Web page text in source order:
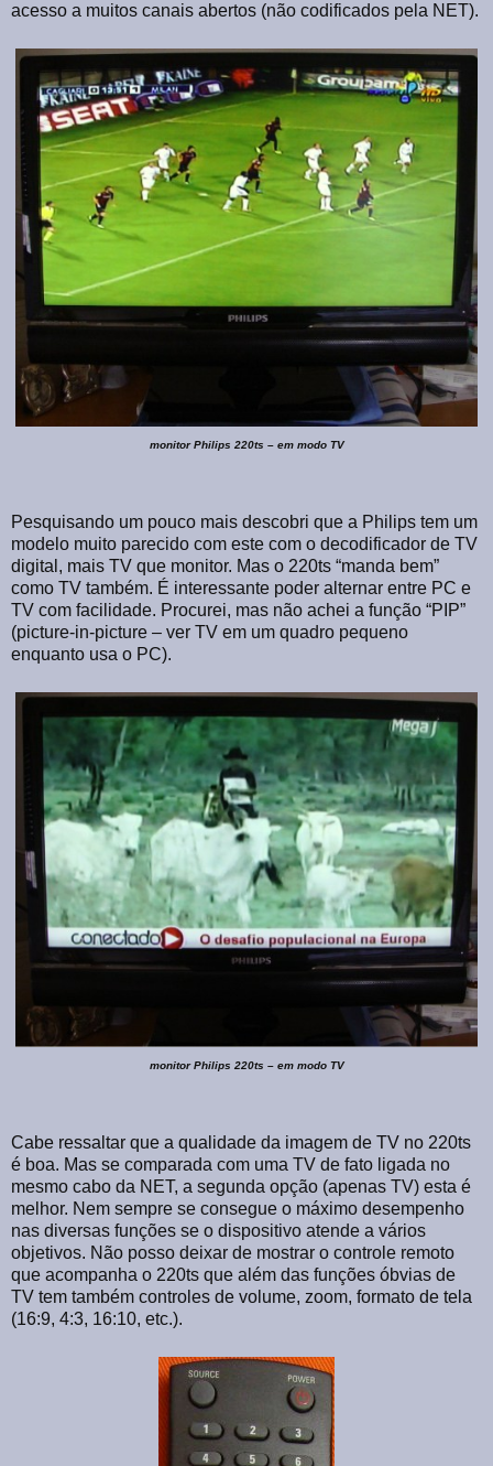
acesso a muitos canais abertos (não codificados pela NET).
monitor Philips 220ts – em modo TV
Pesquisando um pouco mais descobri que a Philips tem um
modelo muito parecido com este com o decodificador de TV
digital, mais TV que monitor. Mas o 220ts “manda bem”
como TV também. É interessante poder alternar entre PC e
TV com facilidade. Procurei, mas não achei a função “PIP”
(picture-in-picture – ver TV em um quadro pequeno
enquanto usa o PC).
monitor Philips 220ts – em modo TV
Cabe ressaltar que a qualidade da imagem de TV no 220ts
é boa. Mas se comparada com uma TV de fato ligada no
mesmo cabo da NET, a segunda opção (apenas TV) esta é
melhor. Nem sempre se consegue o máximo desempenho
nas diversas funções se o dispositivo atende a vários
objetivos. Não posso deixar de mostrar o controle remoto
que acompanha o 220ts que além das funções óbvias de
TV tem também controles de volume, zoom, formato de tela
(16:9, 4:3, 16:10, etc.).